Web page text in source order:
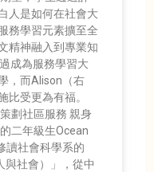
人是如何在社會大
務學習元素擴至全
精神融入到專業知
成為服務學習大
，而Alison（右
比受更為有福。
劃社區服務 親身
二年級生Ocean
讀社會科學系的
與社會）」，從中